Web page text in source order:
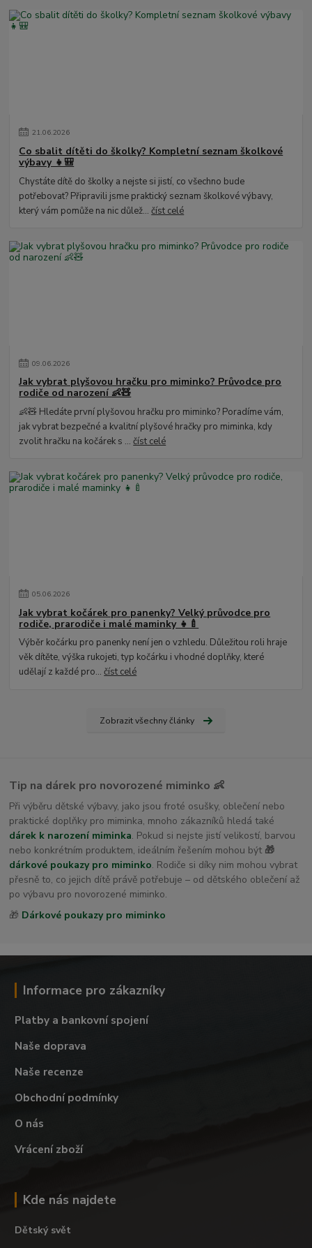
21.06.2026
Co sbalit dítěti do školky? Kompletní seznam školkové
výbavy 👧🎒
Chystáte dítě do školky a nejste si jistí, co všechno bude
potřebovat? Připravili jsme praktický seznam školkové výbavy,
který vám pomůže na nic důlež...číst celé
09.06.2026
Jak vybrat plyšovou hračku pro miminko? Průvodce pro
rodiče od narození 👶🧸
👶🧸 Hledáte první plyšovou hračku pro miminko? Poradíme vám,
jak vybrat bezpečné a kvalitní plyšové hračky pro miminka, kdy
zvolit hračku na kočárek s ...číst celé
05.06.2026
Jak vybrat kočárek pro panenky? Velký průvodce pro
rodiče, prarodiče i malé maminky 👧🍼
Výběr kočárku pro panenky není jen o vzhledu. Důležitou roli hraje
věk dítěte, výška rukojeti, typ kočárku i vhodné doplňky, které
udělají z každé pro...číst celé
Zobrazit všechny články
Tip na dárek pro novorozené miminko 👶
Při výběru dětské výbavy, jako jsou froté osušky, oblečení nebo
praktické doplňky pro miminka, mnoho zákazníků hledá také
dárek k narození miminka. Pokud si nejste jistí velikostí, barvou
nebo konkrétním produktem, ideálním řešením mohou být 🎁
dárkové poukazy pro miminko. Rodiče si díky nim mohou vybrat
přesně to, co jejich dítě právě potřebuje – od dětského oblečení až
po výbavu pro novorozené miminko.
🎁 Dárkové poukazy pro miminko
Informace pro zákazníky
Platby a bankovní spojení
Naše doprava
Naše recenze
Obchodní podmínky
O nás
Vrácení zboží
Kde nás najdete
Dětský svět